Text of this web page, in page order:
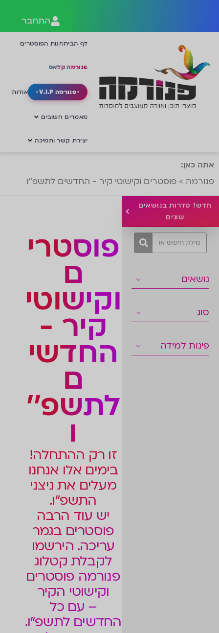
התחבר
דף הביתחנות הפוסטרים
פנורמה קלאס
פנורמה V.I.P אודות
מאמרים חשובים
יצירת קשר ותמיכה
אתה כאן:
פנורמה > פוסטרים וקישוטי קיר - החדשים לתשפ''ו
חדש! סדרות בנושאים
שונים
נושאים
סוג
פינות למידה
פוסטרי
ם
וקישוטי
קיר -
החדשי
ם
לתשפ''
ו
זו רק ההתחלה!
בימים אלו אנחנו
מעלים את ניצני
התשפ”ו.
יש עוד הרבה
פוסטרים בגמר
עריכה. הירשמו
לקבלת קטלוג
פנורמה פוסטרים
וקישוטי הקיר
– עם כל
החדשים לתשפ”ו.